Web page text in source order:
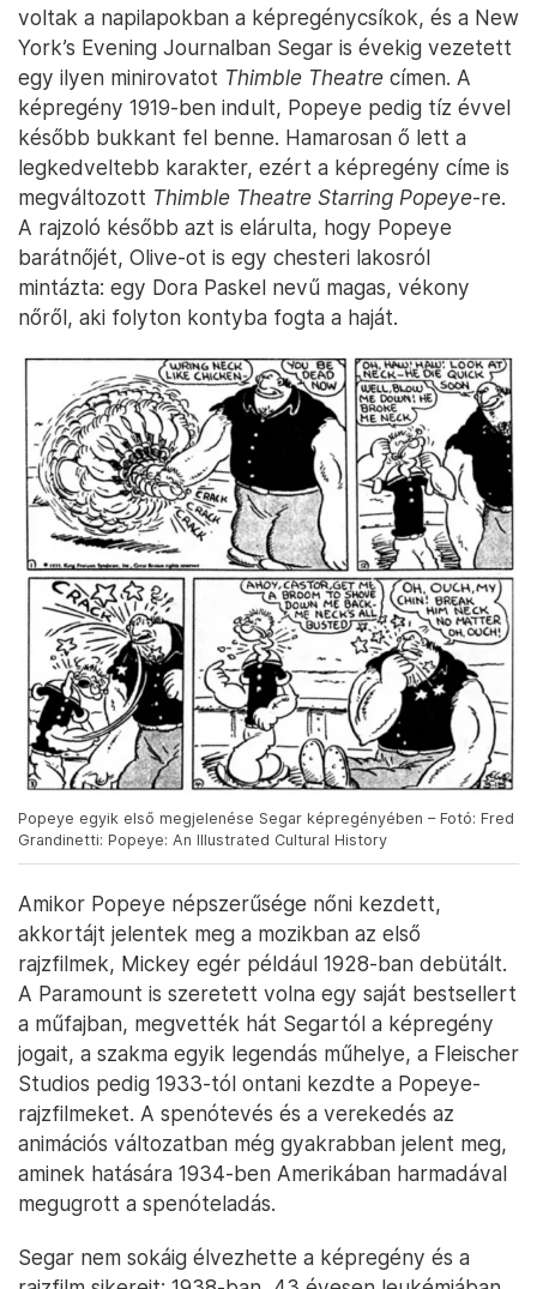
voltak a napilapokban a képregénycsíkok, és a New
York’s Evening Journalban Segar is évekig vezetett
egy ilyen minirovatot Thimble Theatre címen. A
képregény 1919-ben indult, Popeye pedig tíz évvel
később bukkant fel benne. Hamarosan ő lett a
legkedveltebb karakter, ezért a képregény címe is
megváltozott Thimble Theatre Starring Popeye-re.
A rajzoló később azt is elárulta, hogy Popeye
barátnőjét, Olive-ot is egy chesteri lakosról
mintázta: egy Dora Paskel nevű magas, vékony
nőről, aki folyton kontyba fogta a haját.
Popeye egyik első megjelenése Segar képregényében – Fotó: Fred
Grandinetti: Popeye: An Illustrated Cultural History
Amikor Popeye népszerűsége nőni kezdett,
akkortájt jelentek meg a mozikban az első
rajzfilmek, Mickey egér például 1928-ban debütált.
A Paramount is szeretett volna egy saját bestsellert
a műfajban, megvették hát Segartól a képregény
jogait, a szakma egyik legendás műhelye, a Fleischer
Studios pedig 1933-tól ontani kezdte a Popeye-
rajzfilmeket. A spenótevés és a verekedés az
animációs változatban még gyakrabban jelent meg,
aminek hatására 1934-ben Amerikában harmadával
megugrott a spenóteladás.
Segar nem sokáig élvezhette a képregény és a